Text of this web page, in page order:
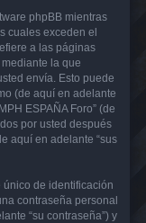
phpBB mientras
cuales exceden el
a las páginas
la que
envía. Esto puede
(de aquí en adelante
ESPAÑA Foro” (de
por usted después
aquí en adelante “sus
de identificación
contraseña personal
“su contraseña”) y